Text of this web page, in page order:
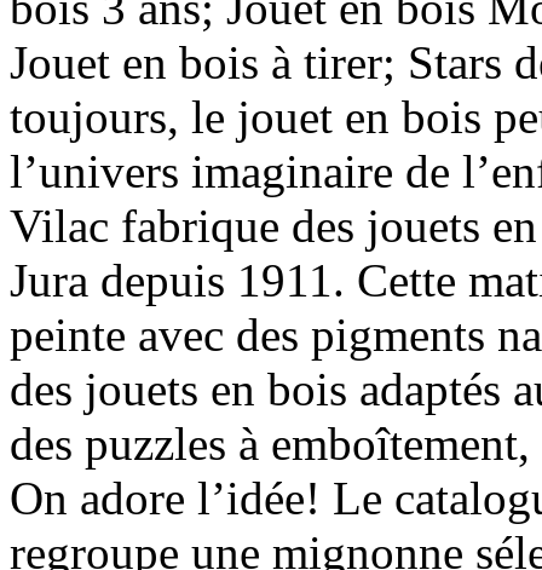
Jouet en bois à tirer; Stars
toujours, le jouet en bois
l’univers imaginaire de
Vilac fabrique des jouets
Jura depuis 1911. Cette
peinte avec des pigments
des jouets en bois adaptés
des puzzles à
On adore l’idée! Le
regroupe une mignonne